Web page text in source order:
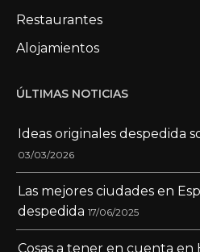
Restaurantes
Alojamientos
ÚLTIMAS NOTICIAS
Ideas originales despedida
03/03/2026
Las mejores ciudades en
despedida 17/06/2025
Cosas a tener en cuenta